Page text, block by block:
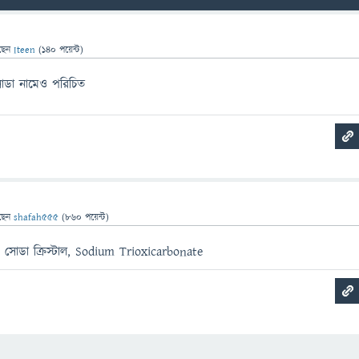
Iteen (140 পয়েন্ট)
নামেও পরিচিত
shafah555 (860 পয়েন্ট)
ক্রিস্টাল, Sodium Trioxicarbonate